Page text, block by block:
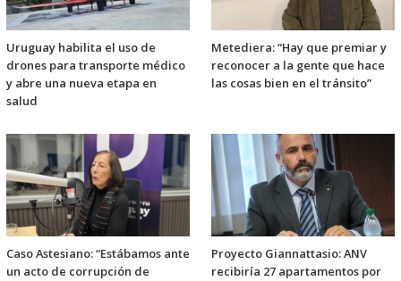
Uruguay habilita el uso de
drones para transporte médico
y abre una nueva etapa en
salud
Metediera: “Hay que premiar y
reconocer a la gente que hace
las cosas bien en el tránsito”
Caso Astesiano: “Estábamos ante
un acto de corrupción de
Proyecto Giannattasio: ANV
recibiría 27 apartamentos por